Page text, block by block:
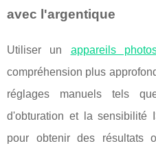
avec l'argentique
Utiliser un appareils
compréhension plus
réglages manuels tels
d'obturation et la sensibilité
pour obtenir des résultats